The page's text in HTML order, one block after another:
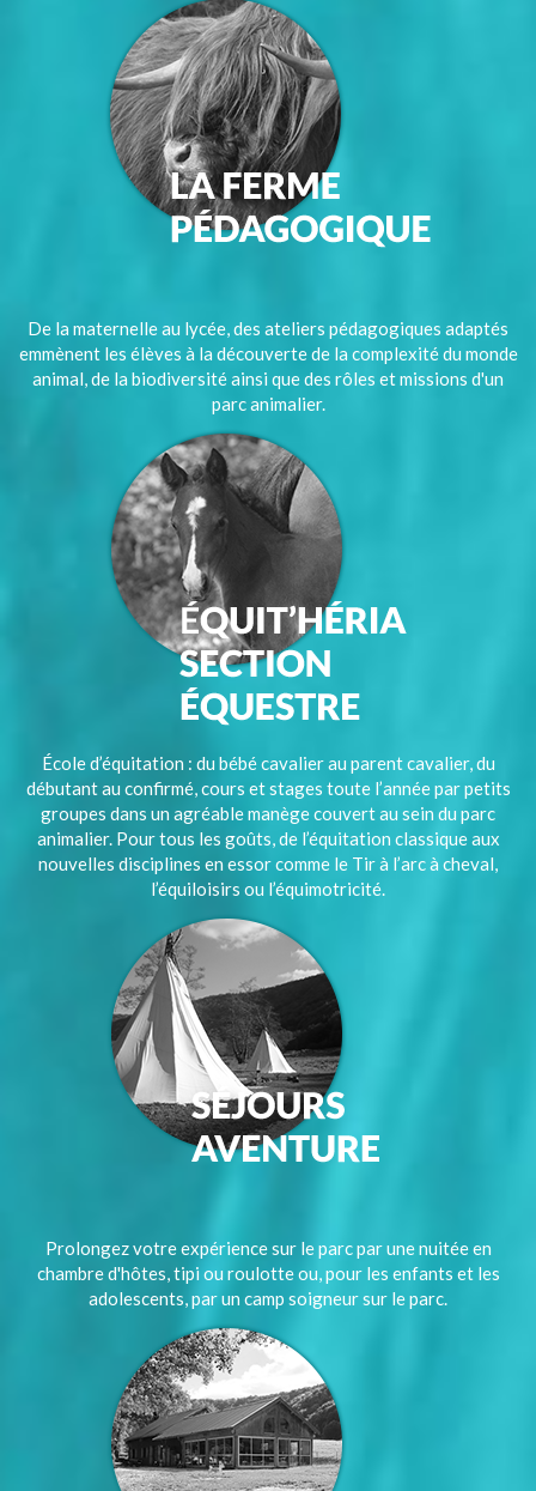
De la maternelle au lycée, des ateliers pédagogiques adaptés
emmènent les élèves à la découverte de la complexité du monde
animal, de la biodiversité ainsi que des rôles et missions d'un
parc animalier.
École d’équitation : du bébé cavalier au parent cavalier, du
débutant au confirmé, cours et stages toute l’année par petits
groupes dans un agréable manège couvert au sein du parc
animalier. Pour tous les goûts, de l’équitation classique aux
nouvelles disciplines en essor comme le Tir à l’arc à cheval,
l’équiloisirs ou l’équimotricité.
Prolongez votre expérience sur le parc par une nuitée en
chambre d'hôtes, tipi ou roulotte ou, pour les enfants et les
adolescents, par un camp soigneur sur le parc.